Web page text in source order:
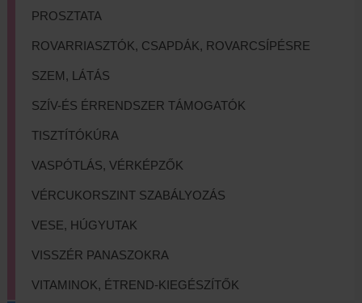
PROSZTATA
ROVARRIASZTÓK, CSAPDÁK, ROVARCSÍPÉSRE
SZEM, LÁTÁS
SZÍV-ÉS ÉRRENDSZER TÁMOGATÓK
TISZTÍTÓKÚRA
VASPÓTLÁS, VÉRKÉPZŐK
VÉRCUKORSZINT SZABÁLYOZÁS
VESE, HÚGYUTAK
VISSZÉR PANASZOKRA
VITAMINOK, ÉTREND-KIEGÉSZÍTŐK